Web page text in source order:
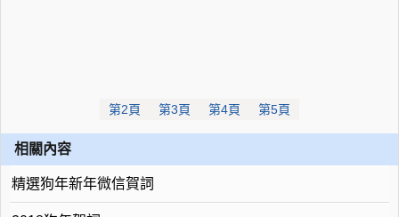
第2頁 第3頁 第4頁 第5頁
相關內容
精選狗年新年微信賀詞